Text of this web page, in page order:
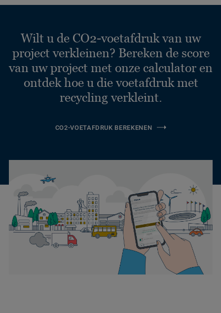
Wilt u de CO2-voetafdruk van uw
project verkleinen? Bereken de score
van uw project met onze calculator en
ontdek hoe u die voetafdruk met
recycling verkleint.
CO2-VOETAFDRUK BEREKENEN